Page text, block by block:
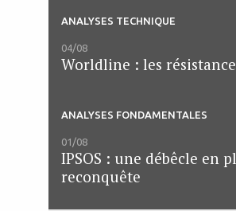
ANALYSES TECHNIQUE
04/08
Worldline : les
ANALYSES FONDAMENTALES
01/08
IPSOS : une débêcle en
reconquête